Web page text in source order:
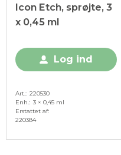
Icon Etch, sprøjte, 3
x 0,45 ml
Log ind
Art.
220530
Enh.
3 × 0,45 ml
Erstattet af
220384